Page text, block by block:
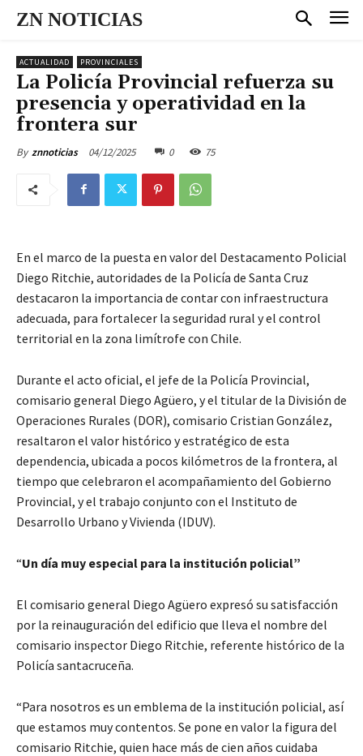
ZN NOTICIAS
ACTUALIDAD PROVINCIALES
La Policía Provincial refuerza su
presencia y operatividad en la
frontera sur
By znnoticias 04/12/2025 0 75
En el marco de la puesta en valor del Destacamento Policial
Diego Ritchie, autoridades de la Policía de Santa Cruz
destacaron la importancia de contar con infraestructura
adecuada, para fortalecer la seguridad rural y el control
territorial en la zona limítrofe con Chile.
Durante el acto oficial, el jefe de la Policía Provincial,
comisario general Diego Agüero, y el titular de la División de
Operaciones Rurales (DOR), comisario Cristian González,
resaltaron el valor histórico y estratégico de esta
dependencia, ubicada a pocos kilómetros de la frontera, al
tiempo que celebraron el acompañamiento del Gobierno
Provincial, y el trabajo conjunto con el Instituto de
Desarrollo Urbano y Vivienda (IDUV).
“Un día muy especial para la institución policial”
El comisario general Diego Agüero expresó su satisfacción
por la reinauguración del edificio que lleva el nombre del
comisario inspector Diego Ritchie, referente histórico de la
Policía santacruceña.
“Para nosotros es un emblema de la institución policial, así
que estamos muy contentos. Se pone en valor la figura del
comisario Ritchie, quien hace más de cien años cuidaba